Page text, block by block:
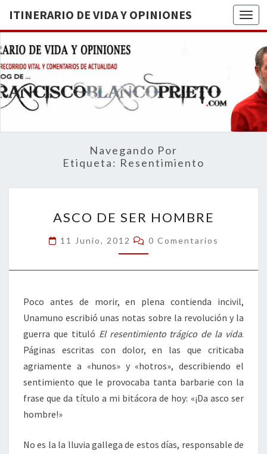
ITINERARIO DE VIDA Y OPINIONES
DE
BREVE
RECORRIDO
VITAL Y
ACTUALIDAD
Navegando Por
Etiqueta: Resentimiento
DE
SER
HOMBRE
ASCO DE SER HOMBRE
11 Junio, 2012 Comentarios
0 Comentarios
Poco antes de morir, en plena contienda incivil,
Unamuno escribió unas notas sobre la revolución y la
guerra que tituló El resentimiento trágico de la vida.
Páginas escritas con dolor, en las que criticaba
agriamente a «hunos» y «hotros», describiendo el
sentimiento que le provocaba tanta barbarie con la
frase que da título a mi bitácora de hoy: «¡Da asco ser
hombre!»
No es la la lluvia gallega de estos días, responsable de